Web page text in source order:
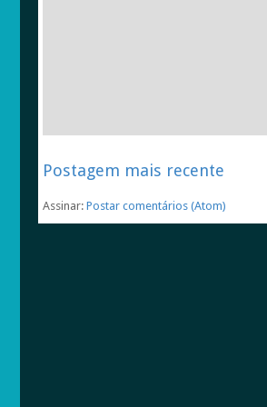
Postagem mais recente
Assinar: Postar comentários (Atom)